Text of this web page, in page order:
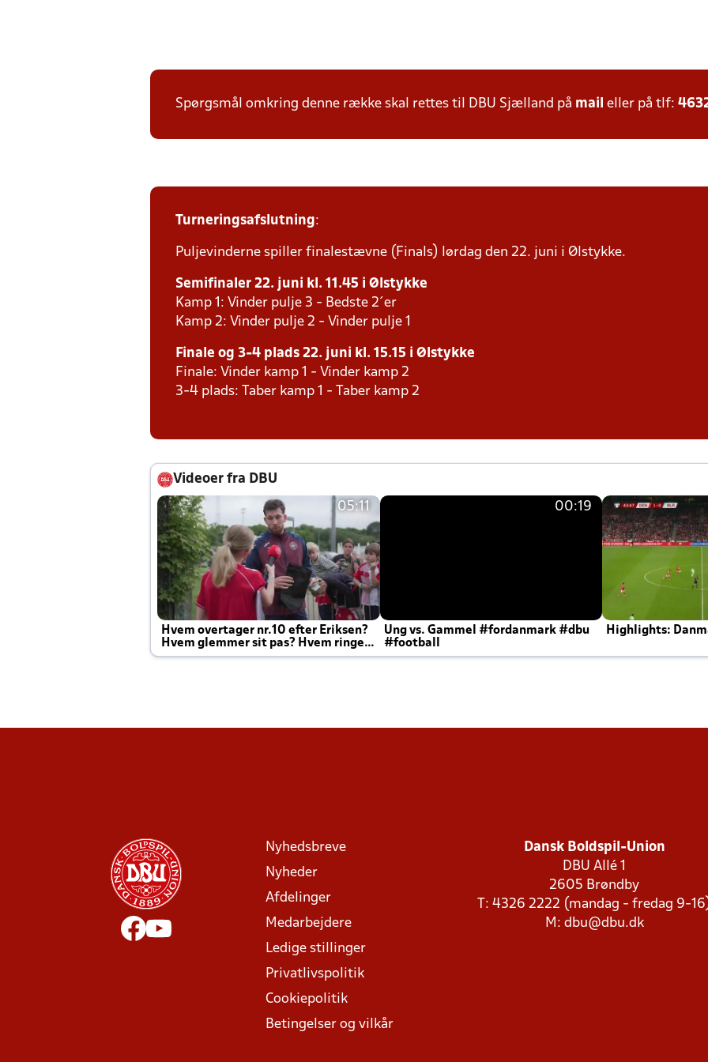
Spørgsmål omkring denne række skal rettes til DBU Sjælland på mail eller på tlf:
Turneringsafslutning:
Puljevinderne spiller finalestævne (Finals) lørdag den 22. juni i Ølstykke.
Semifinaler 22. juni kl. 11.45 i Ølstykke
Kamp 1: Vinder pulje 3 - Bedste 2´er
Kamp 2: Vinder pulje 2 - Vinder pulje 1
Finale og 3-4 plads 22. juni kl. 15.15 i Ølstykke
Finale: Vinder kamp 1 - Vinder kamp 2
3-4 plads: Taber kamp 1 - Taber kamp 2
Videoer fra DBU
05:11
Hvem overtager nr.10 efter Eriksen?
Hvem glemmer sit pas? Hvem ringer
Joachim altid til efter kampe?
00:19
Ung vs. Gammel #fordanmark #dbu
#football
Highlights:
Nyhedsbreve
Nyheder
Afdelinger
Medarbejdere
Ledige stillinger
Privatlivspolitik
Cookiepolitik
Betingelser og vilkår
Dansk Boldspil-Union
DBU Allé 1
2605 Brøndby
T: 4326 2222 (mandag - fredag 9-
M: dbu@dbu.dk